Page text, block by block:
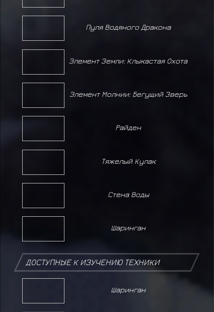
Пуля Водяного Дракона
Элемент Земли: Клыкастая Охота
Элемент Молнии: Бегущий Зверь
Райден
Тяжелый Кулак
Стена Воды
Шаринган
ДОСТУПНЫЕ К ИЗУЧЕНИЮ ТЕХНИКИ
Шаринган